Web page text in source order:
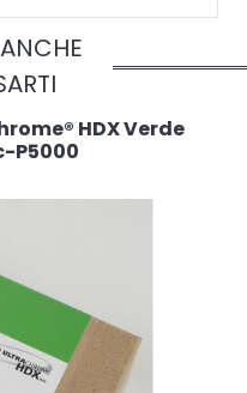
HDX Verde
P5000